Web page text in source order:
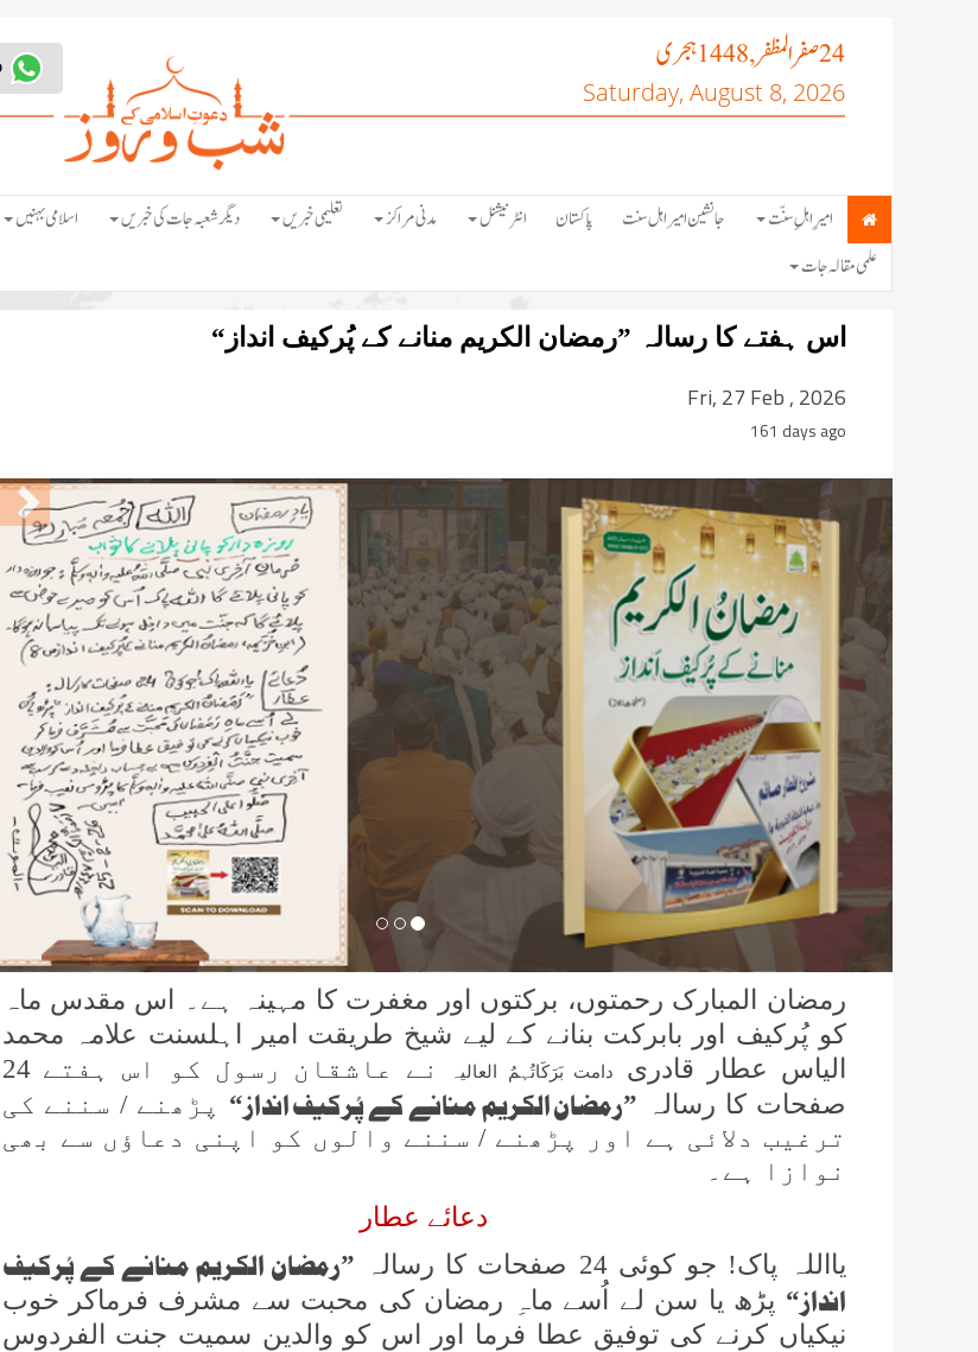
24صفر المظفر, 1448 ہجری
Saturday, August 8, 2026
امیرِ اہلِ سنّت جانشین امیر اہل سنت پاکستان انٹرنیشنل مدنی مراکز تعلیمی خبریں دیگر شعبہ جات کی خبریں اسلامی بہنیں
علمی مقالہ جات
اس ہفتے کا رسالہ ”رمضان الکریم منانے کے پُرکیف انداز“
Fri, 27 Feb , 2026
161 days ago
Next
رمضان المبارک رحمتوں، برکتوں اور مغفرت کا مہینہ ہے۔ اس مقدس ماہ
کو پُرکیف اور بابرکت بنانے کے لیے شیخ طریقت امیر اہلسنت علامہ محمد
الیاس عطار قادری
دامت بَرَکَاتُہمُ العالیہ
نے عاشقان رسول کو اس ہفتے 24
صفحات کا رسالہ ”رمضان الکریم منانے کے پُرکیف انداز“ پڑھنے / سننے کی
ترغیب دلائی ہے اور پڑھنے / سننے والوں کو اپنی دعاؤں سے بھی
نوازا ہے۔
دعائے عطار
یااللہ پاک! جو کوئی 24 صفحات کا رسالہ
”رمضان الکریم منانے کے پُرکیف
انداز“ پڑھ یا سن لے اُسے ماہِ رمضان کی محبت سے مشرف فرماکر خوب
نیکیاں کرنے کی توفیق عطا فرما اور اس کو والدین سمیت جنت الفردوس